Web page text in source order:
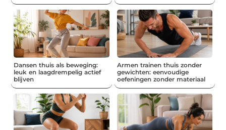
Dansen thuis als beweging:
leuk en laagdrempelig actief
blijven
Armen trainen thuis zonder
gewichten: eenvoudige
oefeningen zonder materiaal